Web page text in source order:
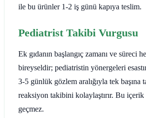
ile bu ürünler 1-2 iş günü kapıya teslim.
Pediatrist Takibi Vurgusu
Ek gıdanın başlangıç zamanı ve süreci
bireyseldir; pediatristin yönergeleri
3-5 günlük gözlem aralığıyla tek başına
reaksiyon takibini kolaylaştırır. Bu
geçmez.